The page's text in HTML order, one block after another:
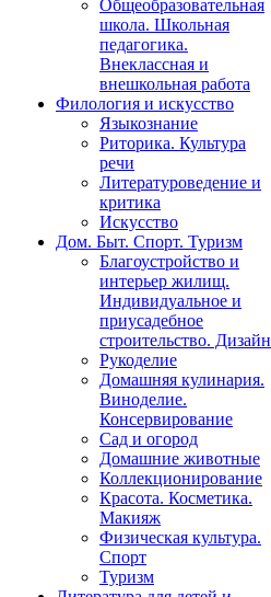
Общеобразовательная
школа. Школьная
педагогика.
Внеклассная и
внешкольная работа
Филология и искусство
Языкознание
Риторика. Культура
речи
Литературоведение и
критика
Искусство
Дом. Быт. Спорт. Туризм
Благоустройство и
интерьер жилищ.
Индивидуальное и
приусадебное
строительство. Дизайн
Рукоделие
Домашняя кулинария.
Виноделие.
Консервирование
Сад и огород
Домашние животные
Коллекционирование
Красота. Косметика.
Макияж
Физическая культура.
Спорт
Туризм